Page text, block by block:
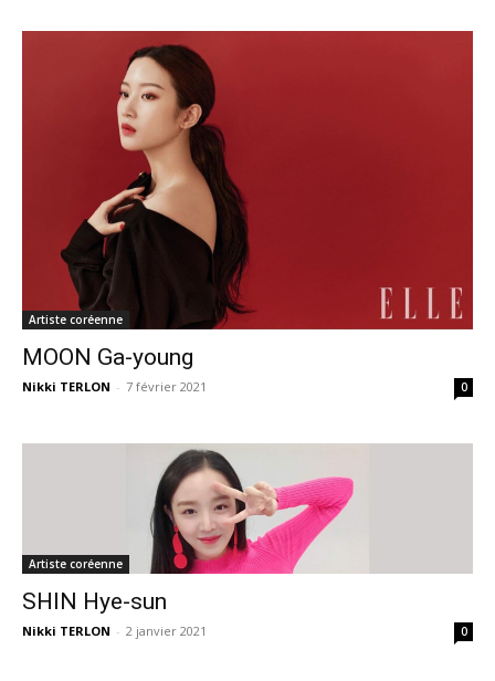
Artiste coréenne
MOON Ga-young
Nikki TERLON - 7 février 2021 0
Artiste coréenne
SHIN Hye-sun
Nikki TERLON - 2 janvier 2021 0